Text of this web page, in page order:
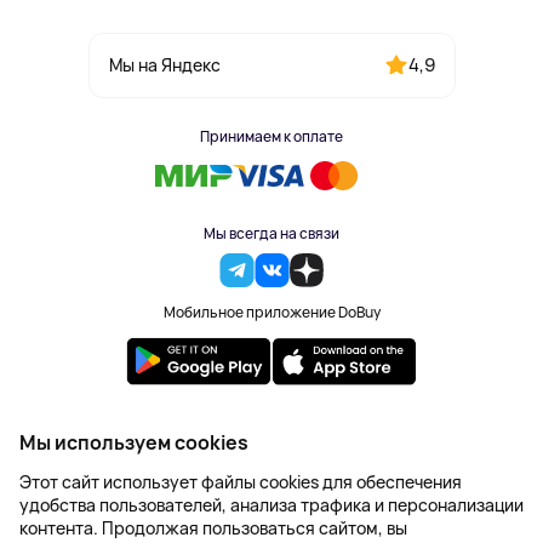
Мы на Яндекс 4,9
Принимаем к оплате
Мы всегда на связи
Мобильное приложение DoBuy
2023-2026 © DoBuy. Все права защищены
Правила обработки персональных данных
Пользовательское соглашение
Оферта
Создание сайта – NetLab
Мы используем cookies
Этот сайт использует файлы cookies для обеспечения
удобства пользователей, анализа трафика и персонализации
контента. Продолжая пользоваться сайтом, вы